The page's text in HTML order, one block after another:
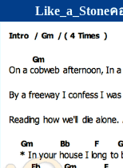
Like_a_Stoneค